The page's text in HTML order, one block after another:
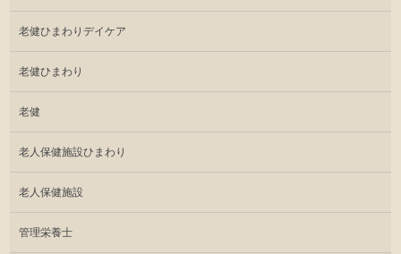
老健ひまわりデイケア
老健ひまわり
老健
老人保健施設ひまわり
老人保健施設
管理栄養士